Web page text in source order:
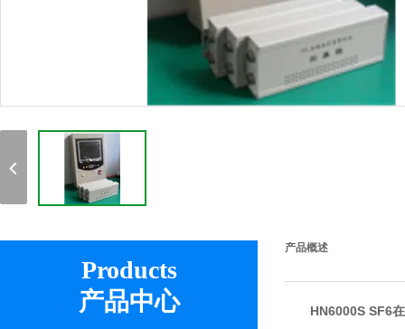
Products
产品中心
产品概述
HN6000S SF6